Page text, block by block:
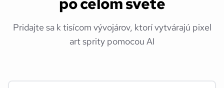
Pridajte sa k tisícom vývojárov, ktorí vytvárajú pixel
art sprity pomocou AI